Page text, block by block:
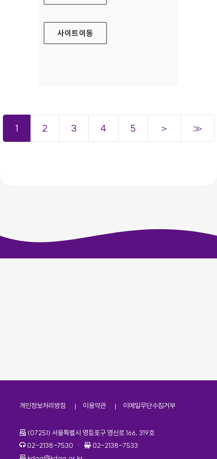
사이트이동
1 2 3 4 5 ＞ ≫
개인정보처리방침 이용약관 이메일무단수집거부
주소
(07251) 서울특별시 영등포구 영신로 166, 319호
전화번호
02-2138-7530 · 팩스번호
02-2138-7533